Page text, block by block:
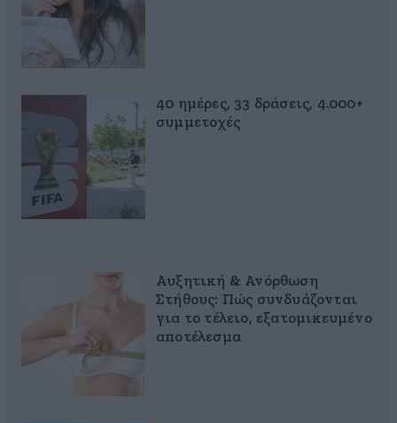
40 ημέρες, 33 δράσεις, 4.000+
συμμετοχές
Αυξητική & Ανόρθωση
Στήθους: Πώς συνδυάζονται
για το τέλειο, εξατομικευμένο
αποτέλεσμα